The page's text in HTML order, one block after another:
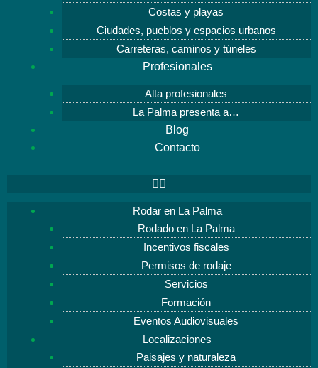
Costas y playas
Ciudades, pueblos y espacios urbanos
Carreteras, caminos y túneles
Profesionales
Alta profesionales
La Palma presenta a…
Blog
Contacto
Rodar en La Palma
Rodado en La Palma
Incentivos fiscales
Permisos de rodaje
Servicios
Formación
Eventos Audiovisuales
Localizaciones
Paisajes y naturaleza